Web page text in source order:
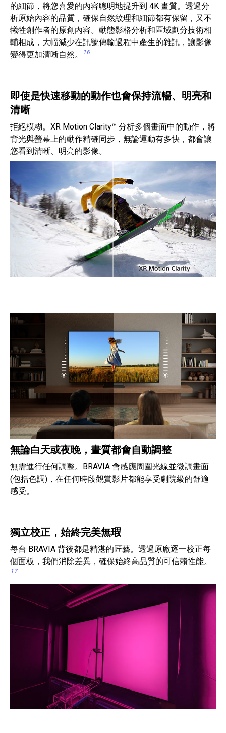
的細節，將您喜愛的內容聰明地提升到 4K 畫質。透過分
析原始內容的品質，確保自然紋理和細節都有保留，又不
犧牲創作者的原創內容。動態影格分析和區域劃分技術相
輔相成，大幅減少在訊號傳輸過程中產生的雜訊，讓影像
變得更加清晰自然。
16
即使是快速移動的動作也會保持流暢、明亮和
清晰
拒絕模糊。XR Motion Clarity™ 分析多個畫面中的動作，將
背光與螢幕上的動作精確同步，無論運動有多快，都會讓
您看到清晰、明亮的影像。
無論白天或夜晚，畫質都會自動調整
無需進行任何調整。BRAVIA 會感應周圍光線並微調畫面
(包括色調)，在任何時段觀賞影片都能享受劇院級的舒適
感受。
獨立校正，始終完美無瑕
每台 BRAVIA 背後都是精湛的匠藝。透過原廠逐一校正每
個面板，我們消除差異，確保始終高品質的可信賴性能。
17